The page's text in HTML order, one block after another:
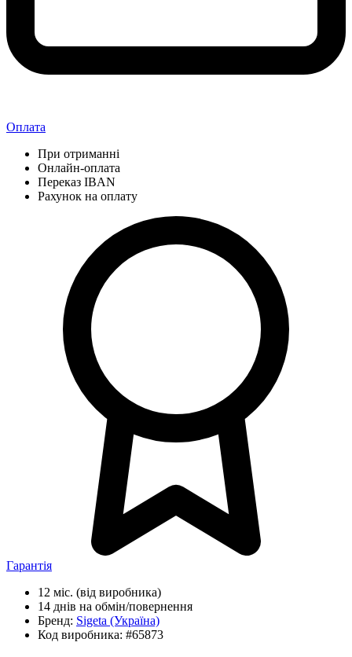
Оплата
При отриманні
Онлайн-оплата
Переказ IBAN
Рахунок на оплату
Гарантія
12 міс. (від виробника)
14 днів на обмін/повернення
Бренд: Sigeta (Україна)
Код виробника: #65873